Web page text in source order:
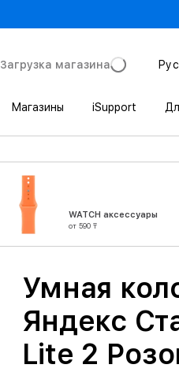
Загрузка магазина
Магазины iSupport
WATCH аксессуары
от 590 ₸
Умная
Яндекс
Lite 2